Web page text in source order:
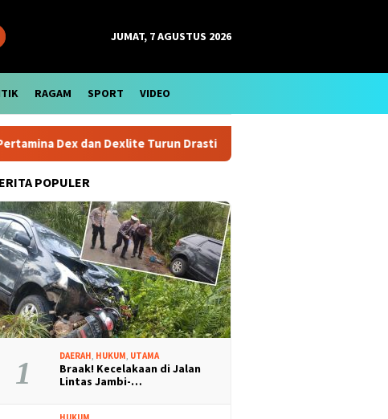
JUMAT, 7 AGUSTUS 2026
RAGAM SPORT VIDEO
Dex dan Dexlite Turun Drastis, Cek Rinciannya
POPULER
1 DAERAH HUKUM UTAMA
Braak! Kecelakaan di Jalan
Lintas Jambi-…